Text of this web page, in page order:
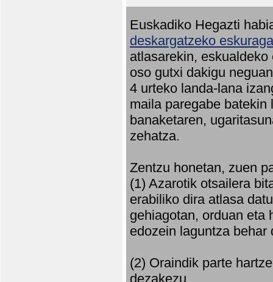
Euskadiko Hegazti
deskargatzeko
atlasarekin,
oso gutxi dakigu
4 urteko landa-lana
maila paregabe
banaketaren,
zehatza.
Zentzu honetan, zuen
(1) Azarotik otsailera
erabiliko dira atlasa
gehiagotan, orduan eta
edozein laguntza behar
(2) Oraindik parte
dezakezu.